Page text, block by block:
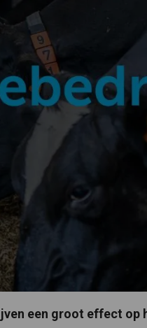
een groot effect op